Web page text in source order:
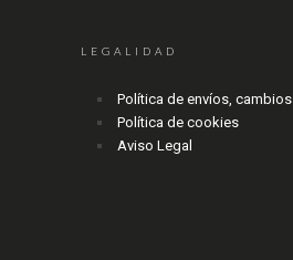
LEGALIDAD
Política de envíos,
Política de cookies
Aviso Legal